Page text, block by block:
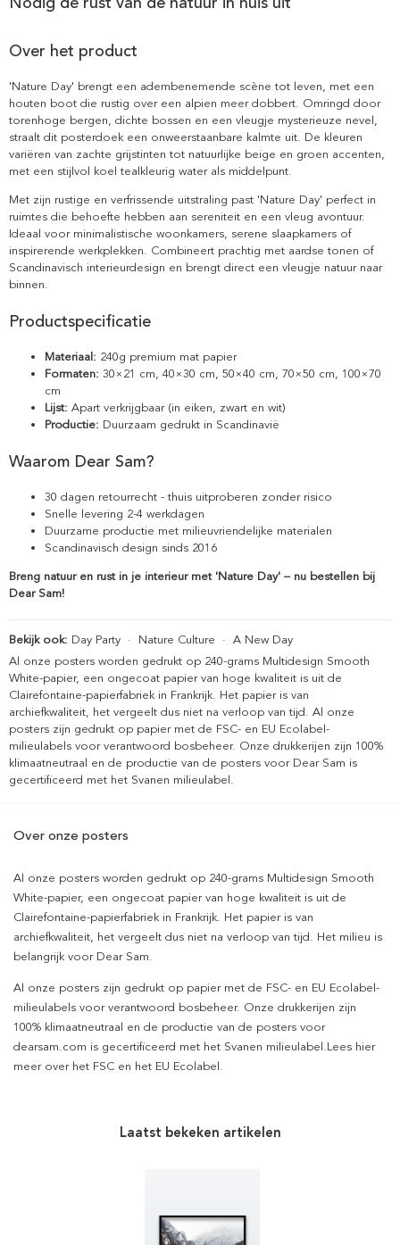
Over het product
'Nature Day' brengt een adembenemende scène tot leven, met een
houten boot die rustig over een alpien meer dobbert. Omringd door
torenhoge bergen, dichte bossen en een vleugje mysterieuze nevel,
straalt dit posterdoek een onweerstaanbare kalmte uit. De kleuren
variëren van zachte grijstinten tot natuurlijke beige en groen accenten,
met een stijlvol koel tealkleurig water als middelpunt.
Met zijn rustige en verfrissende uitstraling past 'Nature Day' perfect in
ruimtes die behoefte hebben aan sereniteit en een vleug avontuur.
Ideaal voor minimalistische woonkamers, serene slaapkamers of
inspirerende werkplekken. Combineert prachtig met aardse tonen of
Scandinavisch interieurdesign en brengt direct een vleugje natuur naar
binnen.
Productspecificatie
Materiaal: 240g premium mat papier
Formaten: 30×21 cm, 40×30 cm, 50×40 cm, 70×50 cm, 100×70
cm
Lijst: Apart verkrijgbaar (in eiken, zwart en wit)
Productie: Duurzaam gedrukt in Scandinavië
Waarom Dear Sam?
30 dagen retourrecht - thuis uitproberen zonder risico
Snelle levering 2-4 werkdagen
Duurzame productie met milieuvriendelijke materialen
Scandinavisch design sinds 2016
Breng natuur en rust in je interieur met 'Nature Day' – nu bestellen bij
Dear Sam!
Bekijk ook: Day Party · Nature Culture · A New Day
Al onze posters worden gedrukt op 240-grams Multidesign Smooth
White-papier, een ongecoat papier van hoge kwaliteit is uit de
Clairefontaine-papierfabriek in Frankrijk. Het papier is van
archiefkwaliteit, het vergeelt dus niet na verloop van tijd. Al onze
posters zijn gedrukt op papier met de FSC- en EU Ecolabel-
milieulabels voor verantwoord bosbeheer. Onze drukkerijen zijn 100%
klimaatneutraal en de productie van de posters voor Dear Sam is
gecertificeerd met het Svanen milieulabel.
Over onze posters
Al onze posters worden gedrukt op 240-grams Multidesign Smooth
White-papier, een ongecoat papier van hoge kwaliteit is uit de
Clairefontaine-papierfabriek in Frankrijk. Het papier is van
archiefkwaliteit, het vergeelt dus niet na verloop van tijd. Het milieu is
belangrijk voor Dear Sam.
Al onze posters zijn gedrukt op papier met de FSC- en EU Ecolabel-
milieulabels voor verantwoord bosbeheer. Onze drukkerijen zijn
100% klimaatneutraal en de productie van de posters voor
dearsam.com is gecertificeerd met het Svanen milieulabel.Lees hier
meer over het FSC en het EU Ecolabel.
Laatst bekeken artikelen